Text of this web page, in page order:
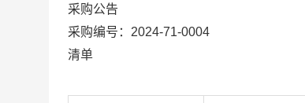
采购公告
采购编号：2024-71-0004 项
清单